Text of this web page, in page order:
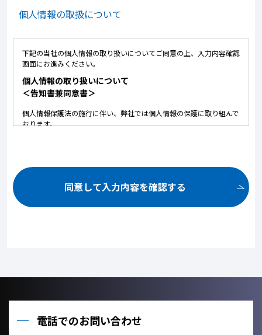
個人情報の取扱について
下記の当社の個人情報の取り扱いについてご同意の上、入力内容確認
画面にお進みください。
個人情報の取り扱いについて
＜告知書兼同意書＞
個人情報保護法の施行に伴い、弊社では個人情報の保護に取り組んで
おります。
お問い合せ頂いた内容に関して、必要な書類の郵送のため。
ん。
利用目的の達成に必要な範囲内において、個人情報の取扱いを他
他の事業者へ個人情報を委託する場合は、個人情報保護体制が整
同意して入力内容を確認する
電話でのお問い合わせ